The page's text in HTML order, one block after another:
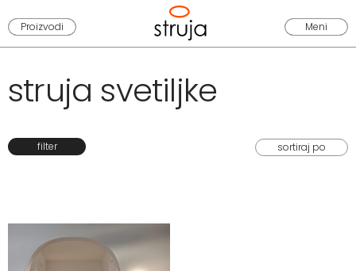
Proizvodi Meni
struja svetiljke
filter